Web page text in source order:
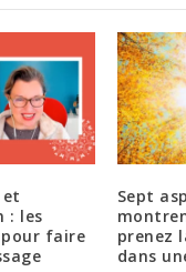
: les
pour faire
Sept
prenez
dans